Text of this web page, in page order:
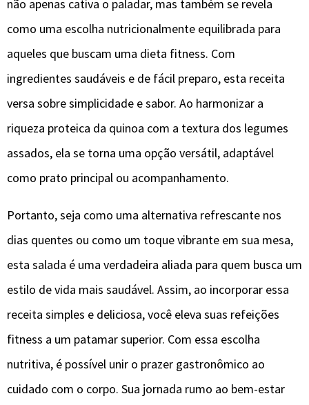
não apenas cativa o paladar, mas também se revela
como uma escolha nutricionalmente equilibrada para
aqueles que buscam uma dieta fitness. Com
ingredientes saudáveis e de fácil preparo, esta receita
versa sobre simplicidade e sabor. Ao harmonizar a
riqueza proteica da quinoa com a textura dos legumes
assados, ela se torna uma opção versátil, adaptável
como prato principal ou acompanhamento.
Portanto, seja como uma alternativa refrescante nos
dias quentes ou como um toque vibrante em sua mesa,
esta salada é uma verdadeira aliada para quem busca um
estilo de vida mais saudável. Assim, ao incorporar essa
receita simples e deliciosa, você eleva suas refeições
fitness a um patamar superior. Com essa escolha
nutritiva, é possível unir o prazer gastronômico ao
cuidado com o corpo. Sua jornada rumo ao bem-estar